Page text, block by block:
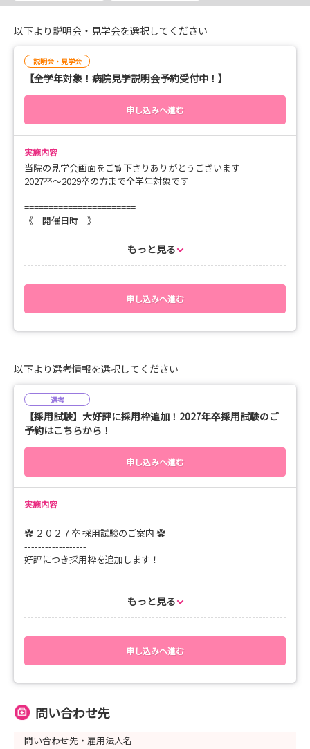
２０２６年 ７月・８月
毎週水曜・土曜 開催
当院は「地域で一番面倒見の良い病院を目指そう！」をス
ローガンに、地域に根付いた看護と医療を提供している法
人です。
周術期看護ケアも学ぶことができ、「ワークライフバラン
採用担当も元現場のスタッフであるので、お気軽にお問い
合わせください♪
以下より説明会・見学会を選択してください
説明会・見学会
【全学年対象！病院見学説明会予約受付中！】
申し込みへ進む
実施内容
当院の見学会画面をご覧下さりありがとうございます
2027卒～2029卒の方まで全学年対象です
=======================
《 開催日時 》
【時間】１４：００～１５：００
泰玄会病院（愛知県一宮市）
※交通機関利用にて一宮駅より約15分
=======================
当院では個々の看護師の成長過程を大切にしながら、その成長を
支援しています。
有給も取りやすく、連休が取りやすい環境のため趣味の時間を取
ることも可能です！
その一部を、看護学生の皆さんにも体感頂きたく説明会及び見学
会を随時開催させて頂いております！
などなど、気になること 不安なこと がある方も年次問わず大歓
迎です！
泰玄会の法人概要や看護部、新人教育、採用試験などについて、
採用担当者と看護部より直接説明いたします。
★◆お問い合わせ先
法人本部 採用担当 山田
〒494-0008 一宮市東五城字備前1-1
TEL:(0586)61-2121(代表) （対応時間：平日8：30～17：00）
Email:k_yamada-taigen@sweet.ocn.ne.jp
もっと見る
申し込みへ進む
以下より選考情報を選択してください
選考
【採用試験】大好評に採用枠追加！2027年卒採用試験のご
予約はこちらから！
申し込みへ進む
実施内容
------------------
✿ ２０２７卒 採用試験のご案内 ✿
------------------
好評につき採用枠を追加します！
・日 程
（１）2026年 8月29日(土)
（２）2026年 9月26日(土)
・面接場所
もっと見る
申し込みへ進む
問い合わせ先
問い合わせ先・雇用法人名